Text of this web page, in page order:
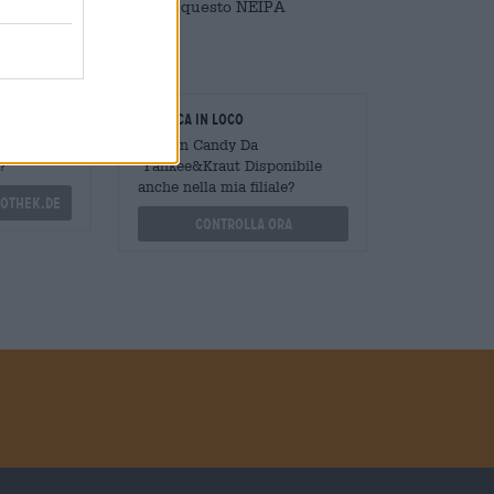
al sud e goditi questo NEIPA
Verifica in loco
È Brain Candy Da
Yankee&Kraut Disponibile
anche nella mia filiale?
Controlla ora